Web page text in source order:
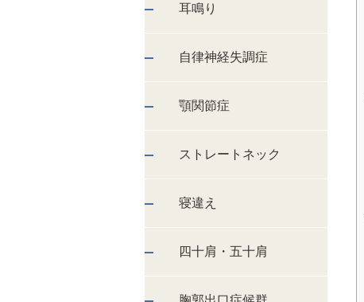
耳鳴り
自律神経失調症
顎関節症
ストレートネック
寝違え
四十肩・五十肩